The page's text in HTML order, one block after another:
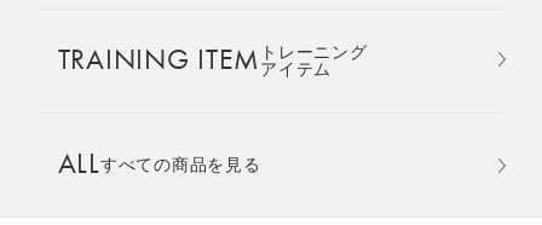
LARGE ORDER ⼤⼝注⽂窓⼝
MULTI EMS
TRAINING ITEM トレーニング
アイテム
ALLすべての商品を見る
手軽に、パワフルに、進化。
に鍛える。